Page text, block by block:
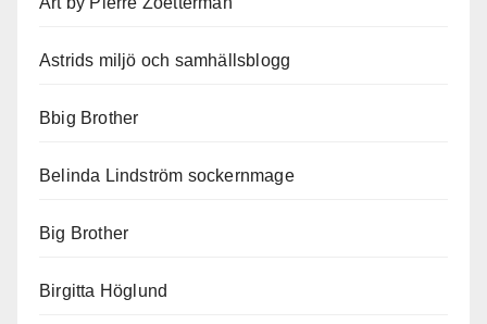
Astrids miljö och samhällsblogg
Bbig Brother
Belinda Lindström sockernmage
Big Brother
Birgitta Höglund